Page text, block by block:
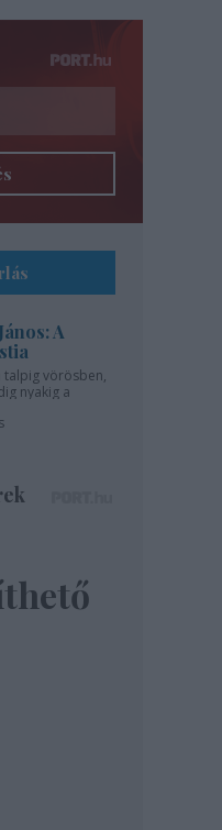
A
talpig vörösben,
nyakig a